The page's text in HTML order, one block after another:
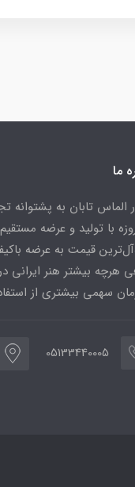
ما
الماس تابان به پشتوانه
با تولید و عرضه
قیمت به عرضه
هرچه بیشتر هنر ایرانی
سهمی بیشتری از
05133440005